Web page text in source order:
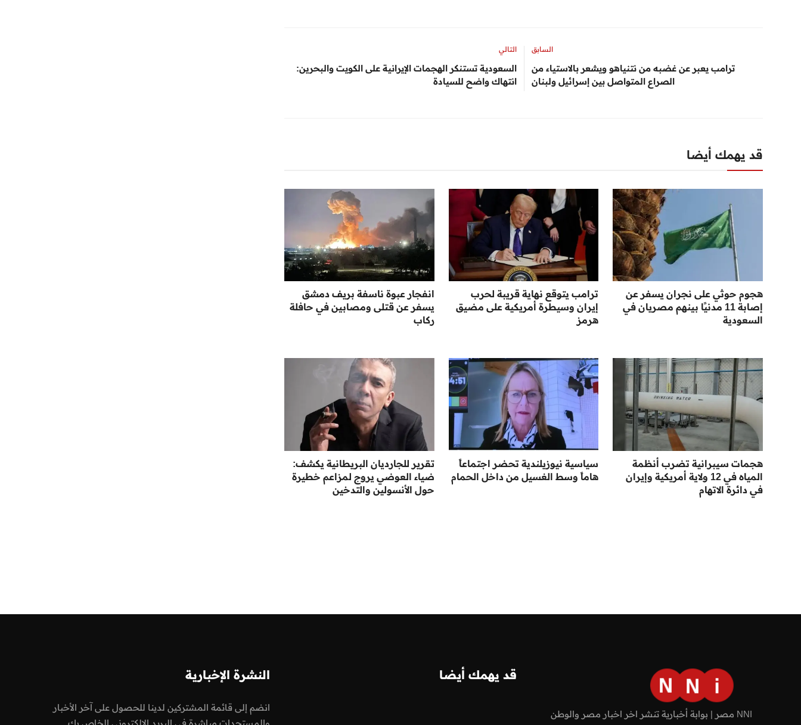
السابق
ترامب يعبر عن غضبه من نتنياهو ويشعر بالاستياء من
الصراع المتواصل بين إسرائيل ولبنان
التالي
السعودية تستنكر الهجمات الإيرانية على الكويت والبحرين:
انتهاك واضح للسيادة
قد يهمك أيضا
هجوم حوثي على نجران يسفر عن
إصابة 11 مدنيًا بينهم مصريان في
السعودية
ترامب يتوقع نهاية قريبة لحرب
إيران وسيطرة أمريكية على مضيق
هرمز
انفجار عبوة ناسفة بريف دمشق
يسفر عن قتلى ومصابين في حافلة
ركاب
هجمات سيبرانية تضرب أنظمة
المياه في 12 ولاية أمريكية وإيران
في دائرة الاتهام
سياسية نيوزيلندية تحضر اجتماعاً
هاماً وسط الغسيل من داخل الحمام
تقرير للجارديان البريطانية يكشف:
ضياء العوضي يروج لمزاعم خطيرة
حول الأنسولين والتدخين
NNI مصر | بوابة أخبارية تنشر اخر اخبار مصر والوطن
قد يهمك أيضا النشرة الإخبارية
انضم إلى قائمة المشتركين لدينا للحصول على آخر الأخبار